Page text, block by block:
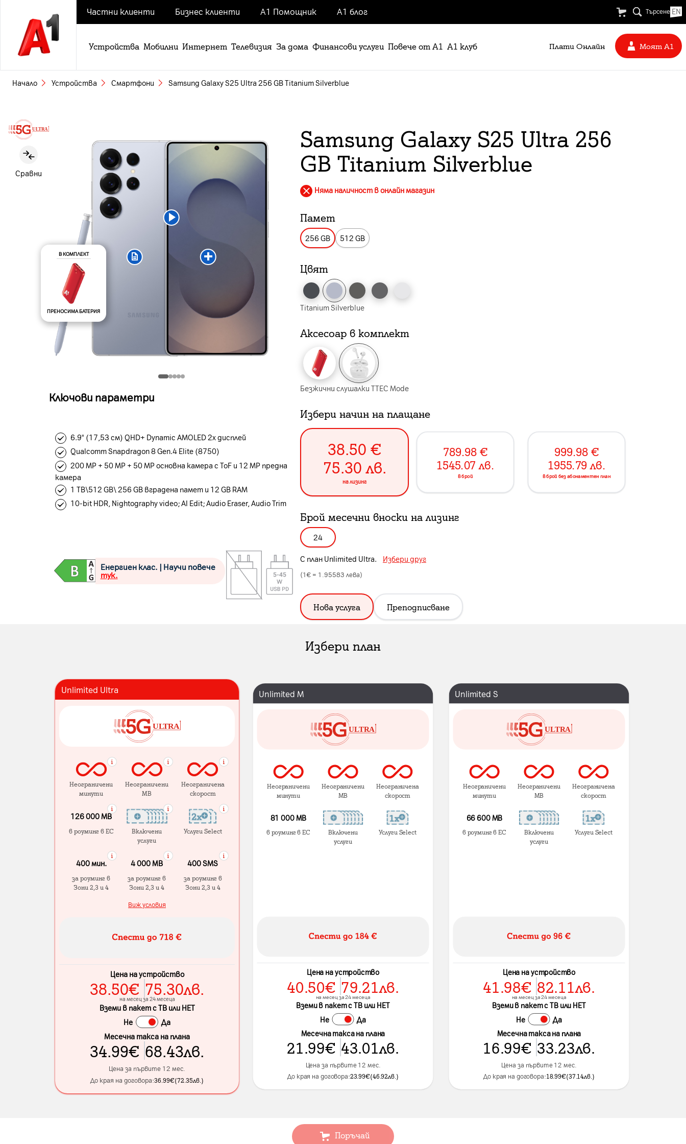
Частни клиенти Бизнес клиенти А1 Помощник А1 блог Търсене EN
Устройства Мобилни Интернет Телевизия За дома Финансови услуги Повече от А1 А1 клуб Плати Oнлайн Моят А1
Начало Устройства Смартфони Samsung Galaxy S25 Ultra 256 GB Titanium Silverblue
Сравни
Slide 1 of 5
В КОМПЛЕКТ
ПРЕНОСИМА БАТЕРИЯ
Ключови параметри
6.9" (17,53 см) QHD+ Dynamic AMOLED 2x дисплей
Qualcomm Snapdragon 8 Gen.4 Elite (8750)
200 MP + 50 MP + 50 MP основна камера с ToF и 12 MP предна
камера
1 TB\512 GB\ 256 GB вградена памет и 12 GB RAM
10-bit HDR, Nightography video; AI Edit; Audio Eraser, Audio Trim
Енергиен клас. | Научи повече
тук.
Samsung Galaxy S25 Ultra 256
GB Titanium Silverblue
Няма наличност в онлайн магазин
Памет
256 GB 512 GB
Цвят
Titanium Silverblue
Аксесоар в комплект
Безжични слушалки TTEC Mode
Избери начин на плащане
38.50 €
75.30 лв.
на лизинг
789.98 €
1545.07 лв.
в брой
999.98 €
1955.79 лв.
в брой без абонаментен план
Брой месечни вноски на лизинг
24
С план Unlimited Ultra. Избери друг
(1€ = 1.95583 лева)
Нова услуга Преподписване
Избери план
Unlimited Ultra
Неограничени
минути
Неограничени
MB
Неограничена
скорост
126 000 MB
в роуминг в ЕС
Включени
услуги
Услуги Select
400 мин.
за роуминг в
Зони 2,3 и 4
4 000 МB
за роуминг в
Зони 2,3 и 4
400 SMS
за роуминг в
Зони 2,3 и 4
Виж условия
Цена на устройство
38.50€ 75.30лв.
на месец за 24 месеца
Вземи в пакет с ТВ или НЕТ
Не
Да
Месечна такса на плана
34.99€ 68.43лв.
Цена за първите 12 мес.
До края на договора:36.99€(72.35лв.)
Unlimited M
Неограничени
минути
Неограничени
MB
Неограничена
скорост
81 000 МВ
в роуминг в ЕС
Включени
услуги
Услуги Select
Цена на устройство
40.50€ 79.21лв.
на месец за 24 месеца
Вземи в пакет с ТВ или НЕТ
Не Да
Месечна такса на плана
21.99€ 43.01лв.
Цена за първите 12 мес.
До края на договора:23.99€(46.92лв.)
Unlimited S
Неограничени
минути
Неограничени
MB
Неограничена
скорост
66 600 MB
в роуминг в ЕС
Включени
услуги
Услуги Select
Цена на устройство
41.98€ 82.11лв.
на месец за 24 месеца
Вземи в пакет с ТВ или НЕТ
Не Да
Месечна такса на плана
16.99€ 33.23лв.
Цена за първите 12 мес.
До края на договора:18.99€(37.14лв.)
Поръчай